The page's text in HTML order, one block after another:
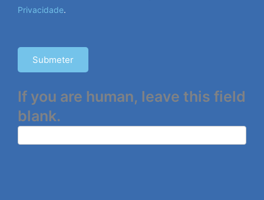
Privacidade.
Submeter
If you are human, leave this field
blank.